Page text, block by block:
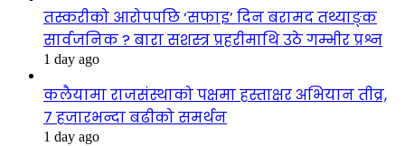
तस्करीको आरोपपछि ‘सफाइ’ दिन बरामद तथ्याङ्क
सार्वजनिक ? बारा सशस्त्र प्रहरीमाथि उठे गम्भीर प्रश्न
1 day ago
कलैयामा राजसंस्थाको पक्षमा हस्ताक्षर अभियान तीव्र,
७ हजारभन्दा बढीको समर्थन
1 day ago